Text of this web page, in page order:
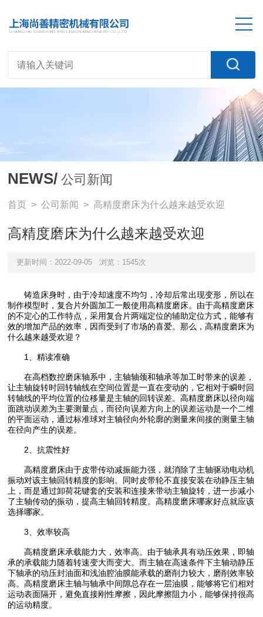
NEWS/ 公司新闻
首页 >公司新闻 > 高精度磨床为什么越来越受欢迎
高精度磨床为什么越来越受欢迎
更新时间：2022-09-05 浏览：1545次
铸造床身时，由于冷却速度不均匀，冷却后常出现变形，所以在
制作模型时，复合片外圆加工一般使用高精度磨床。由于高精度磨床
的不定心的工作特点，采用复合片两端定位的辅助定位方式，能够有
效的增加产品的效率，因而受到了市场的喜爱。那么，高精度磨床为
什么越来越受欢迎？
1、精读准确
在高档数控磨床轴系中，主轴轴颈和轴承等加工时带来的误差，
让主轴旋转时回转轴线在空间位置是一直在变动的，它相对于瞬时回
转轴线的平均位置的位移量是主轴的回转误差。高精度磨床以径向端
面跳动误差为主要测量点，而径向误差方向上的误差运动是一个二维
的平面运动，通过标准球对主轴径向外轮廓的测量来间接的测量主轴
在径向产生的误差。
2、抗震性好
高精度磨床由于皮带传动减振能力强，就消除了主轴驱动电动机
振动对该主轴回转精度的影响。同时皮带轮不直接安装在动静压主轴
上，而是通过卸荷花键套的安装和连接来带动主轴旋转，进一步减小
了主轴传动的振动，提高主轴回转精度。高精度磨床哪家好点就应该
选择哪家。
3、效率较高
高精度磨床承载能力大，效率高。由于轴承具有动压效果，即轴
承的承载能力随着转速变大而变大。而主轴在高速条件下主轴动静压
下轴承的动压封油面和浅油腔油膜能承载的磨削力较大，磨削效率较
高。高精度磨床主轴与轴承中间隙总存在一层油膜，能够将它们相对
运动表面隔开，避免直接刚性摩擦，因此摩擦阻力小，能够保持很高
的运动精度。